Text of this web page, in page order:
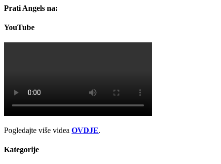
Prati Angels na:
YouTube
Pogledajte više videa OVDJE.
Kategorije